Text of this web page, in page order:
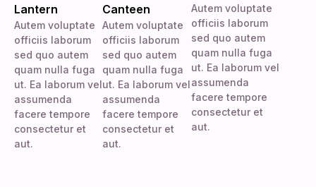
Lantern
Autem voluptate
officiis laborum
sed quo autem
quam nulla fuga
ut. Ea laborum vel
assumenda
facere tempore
consectetur et
aut.
Canteen
Autem voluptate
officiis laborum
sed quo autem
quam nulla fuga
ut. Ea laborum vel
assumenda
facere tempore
consectetur et
aut.
Autem voluptate
officiis laborum
sed quo autem
quam nulla fuga
ut. Ea laborum vel
assumenda
facere tempore
consectetur et
aut.